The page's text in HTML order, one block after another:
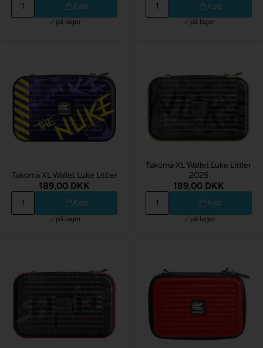
Køb
på lager
Køb
på lager
Takoma XL Wallet Luke Littler
189,00 DKK
Køb
på lager
Takoma XL Wallet Luke Littler
2025
189,00 DKK
Køb
på lager